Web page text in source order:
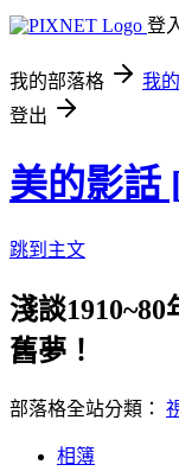
登
我的部落格 我
登出
美的影話
跳到主文
淺談
舊夢！
部落格全站分類：
相簿